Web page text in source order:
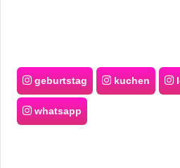
geburtstag kuchen
whatsapp